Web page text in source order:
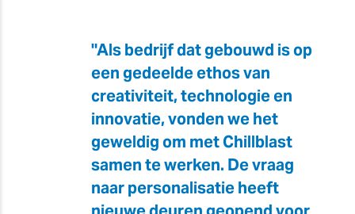
"Als bedrijf dat gebouwd is op
een gedeelde ethos van
creativiteit, technologie en
innovatie, vonden we het
geweldig om met Chillblast
samen te werken. De vraag
naar personalisatie heeft